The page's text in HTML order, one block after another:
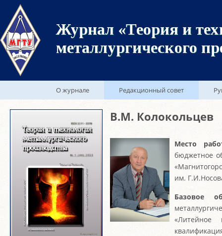
Журнал «Теория и
металлургического
О журнале Редакционный совет
В.М. Колокольцев
Место
бюджетное
им.
Базовое
«Литейное